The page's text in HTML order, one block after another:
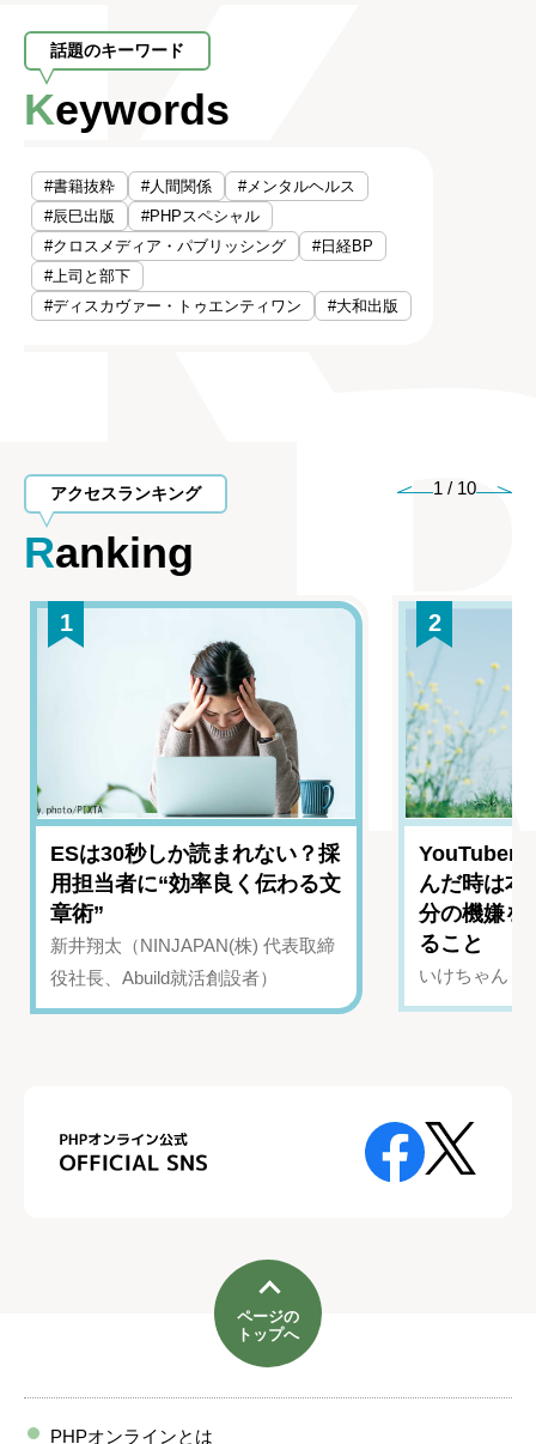
話題のキーワード
Keywords
#書籍抜粋 #人間関係
#メンタルヘルス
#辰巳出版
#PHPスペシャル
#クロスメディア・パブリッシング
#日経BP
#上司と部下
#ディスカヴァー・トゥエンティワン
#大和出版
アクセスランキング
Ranking
1 / 10
1
ESは30秒しか読まれない？採
用担当者に“効率良く伝わる文
章術”
新井翔太（NINJAPAN(株) 代表取締
役社長、Abuild就活創設者）
2
YouTuber
んだ時は
分の機嫌を
ること
いけちゃん（
ページの
トップへ
PHPオンラインとは